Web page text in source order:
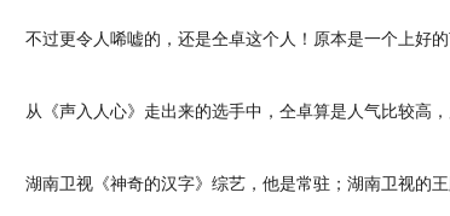
不过更令人唏嘘的，还是仝卓这个人！原本是一个上好
从《声入人心》走出来的选手中，仝卓算是人气比较高，
湖南卫视《神奇的汉字》综艺，他是常驻；湖南卫视的王